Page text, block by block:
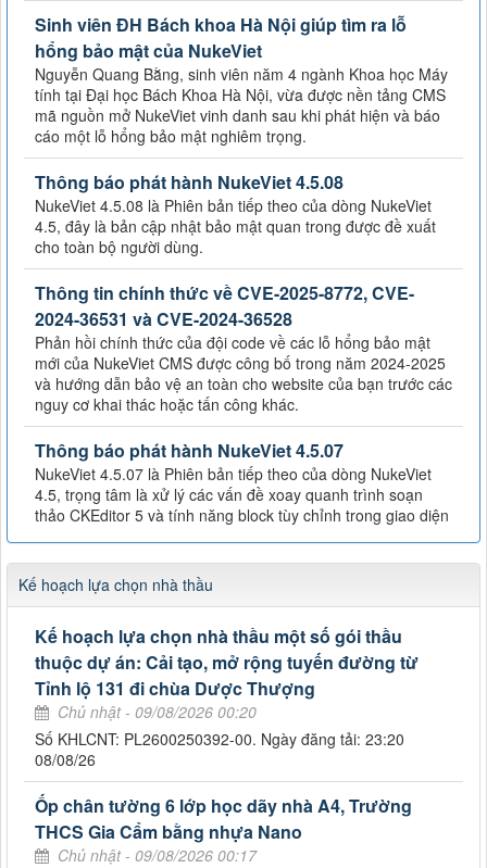
Sinh viên ĐH Bách khoa Hà Nội giúp tìm ra lỗ
hổng bảo mật của NukeViet
Nguyễn Quang Bằng, sinh viên năm 4 ngành Khoa học Máy
tính tại Đại học Bách Khoa Hà Nội, vừa được nền tảng CMS
mã nguồn mở NukeViet vinh danh sau khi phát hiện và báo
cáo một lỗ hổng bảo mật nghiêm trọng.
Thông báo phát hành NukeViet 4.5.08
NukeViet 4.5.08 là Phiên bản tiếp theo của dòng NukeViet
4.5, đây là bản cập nhật bảo mật quan trong được đề xuất
cho toàn bộ người dùng.
Thông tin chính thức về CVE-2025-8772, CVE-
2024-36531 và CVE-2024-36528
Phản hồi chính thức của đội code về các lỗ hổng bảo mật
mới của NukeViet CMS được công bố trong năm 2024-2025
và hướng dẫn bảo vệ an toàn cho website của bạn trước các
nguy cơ khai thác hoặc tấn công khác.
Thông báo phát hành NukeViet 4.5.07
NukeViet 4.5.07 là Phiên bản tiếp theo của dòng NukeViet
4.5, trọng tâm là xử lý các vấn đề xoay quanh trình soạn
thảo CKEditor 5 và tính năng block tùy chỉnh trong giao diện
Kế hoạch lựa chọn nhà thầu
Kế hoạch lựa chọn nhà thầu một số gói thầu
thuộc dự án: Cải tạo, mở rộng tuyến đường từ
Tỉnh lộ 131 đi chùa Dược Thượng
Chủ nhật - 09/08/2026 00:20
Số KHLCNT: PL2600250392-00. Ngày đăng tải: 23:20
08/08/26
Ốp chân tường 6 lớp học dãy nhà A4, Trường
THCS Gia Cẩm bằng nhựa Nano
Chủ nhật - 09/08/2026 00:17